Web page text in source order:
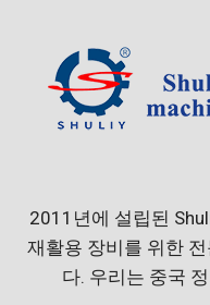
2011년에 설립된
재활용 장비를 위한
다. 우리는 중국